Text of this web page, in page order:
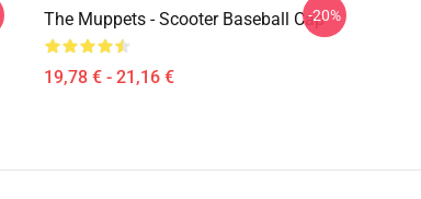
The Muppets - Scooter Baseball Cap
19,78 € - 21,16 €
-20%